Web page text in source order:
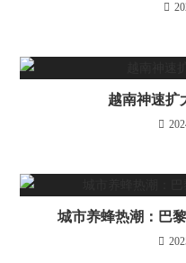
越南神速扩
城市养蜂热潮：巴